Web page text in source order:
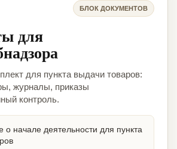
БЛОК ДОКУМЕНТОВ
для
для пункта выдачи товаров:
журналы, приказы
контроль.
о начале деятельности для пункта